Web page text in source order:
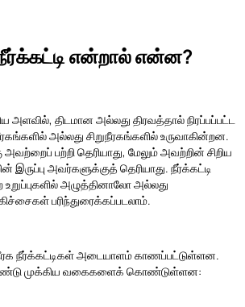
நீர்க்கட்டி என்றால் என்ன?
அளவில், திடமான அல்லது திரவத்தால் நிரப்பப்பட்ட
அல்லது சிறுநீரகங்களில் உருவாகின்றன.
பற்றி தெரியாது, மேலும் அவற்றின் சிறிய
அவர்களுக்குத் தெரியாது. நீர்க்கட்டி
அழுத்தினாலோ அல்லது
பரிந்துரைக்கப்படலாம்.
நீர்க்கட்டிகள் அடையாளம் காணப்பட்டுள்ளன.
முக்கிய வகைகளைக் கொண்டுள்ளன: